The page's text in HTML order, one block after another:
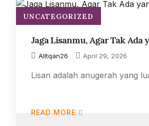
UNCATEGORIZED
Jaga Lisanmu, Agar Tak
AlItqan26 April 29, 2026
Lisan adalah anugerah yang
READ MORE